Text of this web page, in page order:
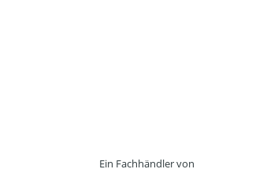
Ein Fachhändler von